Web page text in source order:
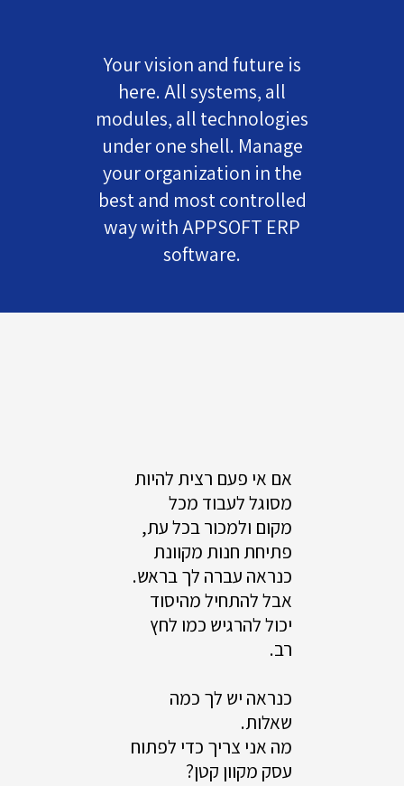
Your vision and future is
here. All systems, all
modules, all technologies
under one shell. Manage
your organization in the
best and most controlled
way with APPSOFT ERP
software.
אם אי פעם רצית להיות
מסוגל לעבוד מכל
מקום ולמכור בכל עת,
פתיחת חנות מקוונת
כנראה עברה לך בראש.
אבל להתחיל מהיסוד
יכול להרגיש כמו לחץ
רב.
כנראה יש לך כמה
שאלות.
מה אני צריך כדי לפתוח
עסק מקוון קטן?